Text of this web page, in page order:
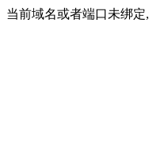
当前域名或者端口未绑